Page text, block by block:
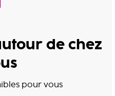
de chez
pour vous